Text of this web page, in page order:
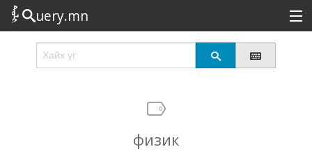
uery.mn
Сонирхолтой
физик